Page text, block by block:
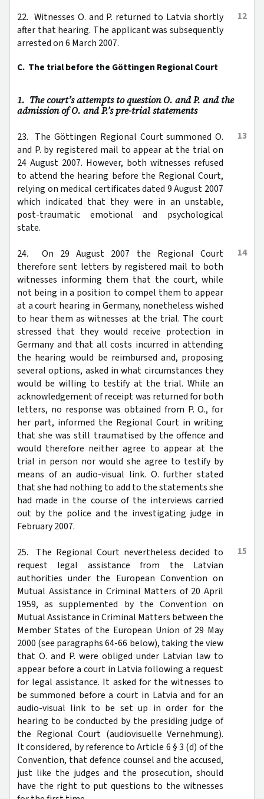
12
22. Witnesses O. and P. returned to Latvia shortly
after that hearing. The applicant was subsequently
arrested on 6 March 2007.
C. The trial before the Göttingen Regional Court
1. The court’s attempts to question O. and P. and the
admission of O. and P.’s pre-trial statements
13
23. The Göttingen Regional Court summoned O.
and P. by registered mail to appear at the trial on
24 August 2007. However, both witnesses refused
to attend the hearing before the Regional Court,
relying on medical certificates dated 9 August 2007
which indicated that they were in an unstable,
post-traumatic emotional and psychological
state.
14
24. On 29 August 2007 the Regional Court
therefore sent letters by registered mail to both
witnesses informing them that the court, while
not being in a position to compel them to appear
at a court hearing in Germany, nonetheless wished
to hear them as witnesses at the trial. The court
stressed that they would receive protection in
Germany and that all costs incurred in attending
the hearing would be reimbursed and, proposing
several options, asked in what circumstances they
would be willing to testify at the trial. While an
acknowledgement of receipt was returned for both
letters, no response was obtained from P. O., for
her part, informed the Regional Court in writing
that she was still traumatised by the offence and
would therefore neither agree to appear at the
trial in person nor would she agree to testify by
means of an audio-visual link. O. further stated
that she had nothing to add to the statements she
had made in the course of the interviews carried
out by the police and the investigating judge in
February 2007.
15
25. The Regional Court nevertheless decided to
request legal assistance from the Latvian
authorities under the European Convention on
Mutual Assistance in Criminal Matters of 20 April
1959, as supplemented by the Convention on
Mutual Assistance in Criminal Matters between the
Member States of the European Union of 29 May
2000 (see paragraphs 64-66 below), taking the view
that O. and P. were obliged under Latvian law to
appear before a court in Latvia following a request
for legal assistance. It asked for the witnesses to
be summoned before a court in Latvia and for an
audio-visual link to be set up in order for the
hearing to be conducted by the presiding judge of
the Regional Court (audiovisuelle Vernehmung).
It considered, by reference to Article 6 § 3 (d) of the
Convention, that defence counsel and the accused,
just like the judges and the prosecution, should
have the right to put questions to the witnesses